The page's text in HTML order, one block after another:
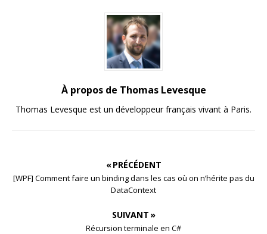
À propos de Thomas Levesque
Thomas Levesque est un développeur français vivant à Paris.
« PRÉCÉDENT
[WPF] Comment faire un binding dans les cas où on n’hérite pas du
DataContext
SUIVANT »
Récursion terminale en C#